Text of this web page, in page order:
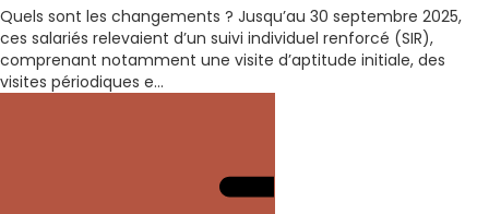
Quels sont les changements ? Jusqu’au 30 septembre 2025,
ces salariés relevaient d’un suivi individuel renforcé (SIR),
comprenant notamment une visite d’aptitude initiale, des
visites périodiques e...